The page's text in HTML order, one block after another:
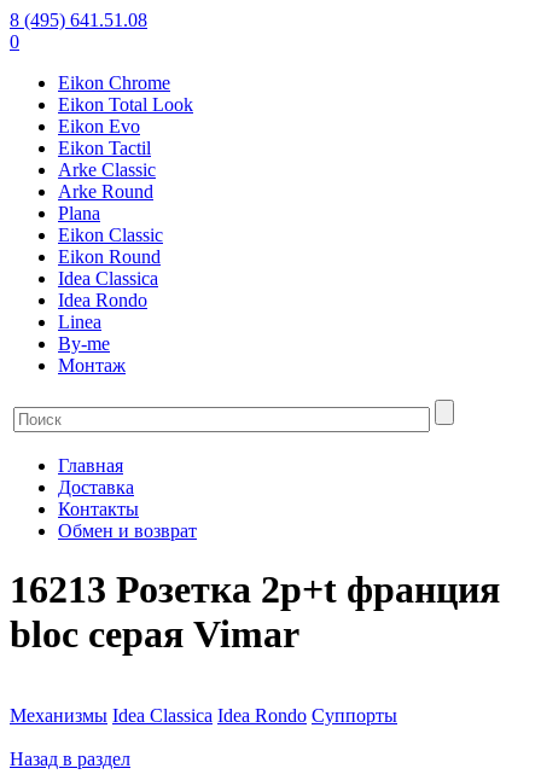
8 (495) 641.51.08
0
Eikon Chrome
Eikon Total Look
Eikon Evo
Eikon Tactil
Arke Classic
Arke Round
Plana
Eikon Classic
Eikon Round
Idea Classica
Idea Rondo
Linea
By-me
Монтаж
Главная
Доставка
Контакты
Обмен и возврат
16213 Розетка 2p+t франция
bloc серая Vimar
Механизмы Idea Classica Idea Rondo Суппорты
Назад в раздел